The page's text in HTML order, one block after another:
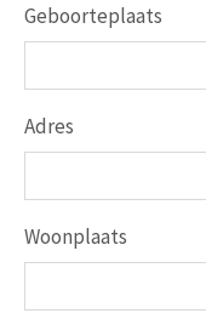
Geboorteplaats
Adres
Woonplaats